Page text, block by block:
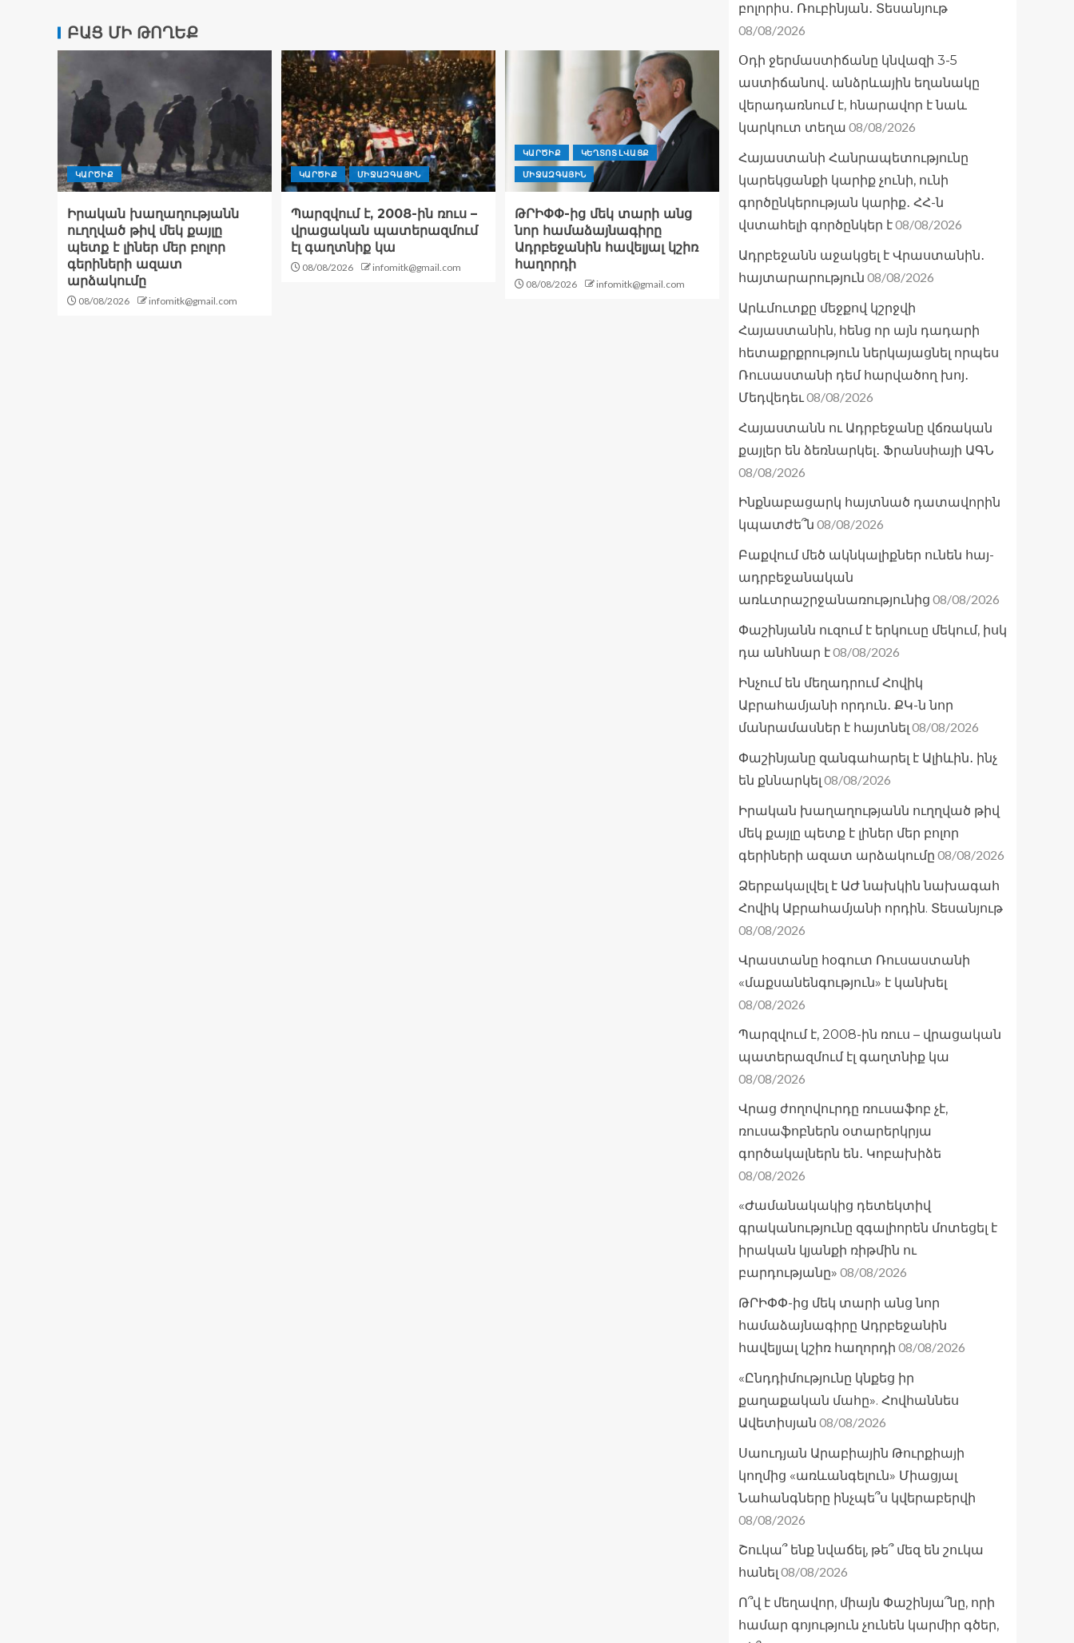
ԲԱՑ ՄԻ ԹՈՂԵՔ
ԿԱՐԾԻՔ
Իրական խաղաղությանն
ուղղված թիվ մեկ քայլը
պետք է լիներ մեր բոլոր
գերիների ազատ
արձակումը
08/08/2026 infomitk@gmail.com
ԿԱՐԾԻՔ ՄԻՋԱԶԳԱՅԻՆ
Պարզվում է, 2008-ին ռուս –
վրացական պատերազմում
էլ գաղտնիք կա
08/08/2026 infomitk@gmail.com
ԿԱՐԾԻՔ ԿԵՂՏՈՏ ԼՎԱՑՔ
ՄԻՋԱԶԳԱՅԻՆ
ԹՐԻՓՓ-ից մեկ տարի անց
նոր համաձայնագիրը
Ադրբեջանին հավելյալ կշիռ
հաղորդի
08/08/2026 infomitk@gmail.com
բոլորիս․ Ռուբինյան․ Տեսանյութ
08/08/2026
Օդի ջերմաստիճանը կնվազի 3-5
աստիճանով․ անձրևային եղանակը
վերադառնում է, հնարավոր է նաև
կարկուտ տեղա 08/08/2026
Հայաստանի Հանրապետությունը
կարեկցանքի կարիք չունի, ունի
գործընկերության կարիք․ ՀՀ-ն
վստահելի գործընկեր է08/08/2026
Ադրբեջանն աջակցել է Վրաստանին․
հայտարարություն 08/08/2026
Արևմուտքը մեջքով կշրջվի
Հայաստանին, հենց որ այն դադարի
հետաքրքրություն ներկայացնել որպես
Ռուսաստանի դեմ հարվածող խոյ․
Մեդվեդեւ08/08/2026
Հայաստանն ու Ադրբեջանը վճռական
քայլեր են ձեռնարկել․ Ֆրանսիայի ԱԳՆ
08/08/2026
Ինքնաբացարկ հայտնած դատավորին
կպատժե՞ն 08/08/2026
Բաքվում մեծ ակնկալիքներ ունեն հայ-
ադրբեջանական
առևտրաշրջանառությունից 08/08/2026
Փաշինյանն ուզում է երկուսը մեկում, իսկ
դա անհնար է08/08/2026
Ինչում են մեղադրում Հովիկ
Աբրահամյանի որդուն․ ՔԿ-ն նոր
մանրամասներ է հայտնել 08/08/2026
Փաշինյանը զանգահարել է Ալիևին․ ինչ
են քննարկել 08/08/2026
Իրական խաղաղությանն ուղղված թիվ
մեկ քայլը պետք է լիներ մեր բոլոր
գերիների ազատ արձակումը 08/08/2026
Ձերբակալվել է ԱԺ նախկին նախագահ
Հովիկ Աբրահամյանի որդին. Տեսանյութ
08/08/2026
Վրաստանը հօգուտ Ռուսաստանի
«մաքսանենգություն» է կանխել
08/08/2026
Պարզվում է, 2008-ին ռուս – վրացական
պատերազմում էլ գաղտնիք կա
08/08/2026
Վրաց ժողովուրդը ռուսաֆոբ չէ,
ռուսաֆոբներն օտարերկրյա
գործակալներն են․ Կոբախիձե
08/08/2026
«Ժամանակակից դետեկտիվ
գրականությունը զգալիորեն մոտեցել է
իրական կյանքի ռիթմին ու
բարդությանը» 08/08/2026
ԹՐԻՓՓ-ից մեկ տարի անց նոր
համաձայնագիրը Ադրբեջանին
հավելյալ կշիռ հաղորդի 08/08/2026
«Ընդդիմությունը կնքեց իր
քաղաքական մահը». Հովհաննես
Ավետիսյան 08/08/2026
Սաուդյան Արաբիային Թուրքիայի
կողմից «առևանգելուն» Միացյալ
Նահանգները ինչպե՞ս կվերաբերվի
08/08/2026
Շուկա՞ ենք նվաճել, թե՞ մեզ են շուկա
հանել 08/08/2026
Ո՞վ է մեղավոր, միայն Փաշինյա՞նը, որի
համար գոյություն չունեն կարմիր գծեր,